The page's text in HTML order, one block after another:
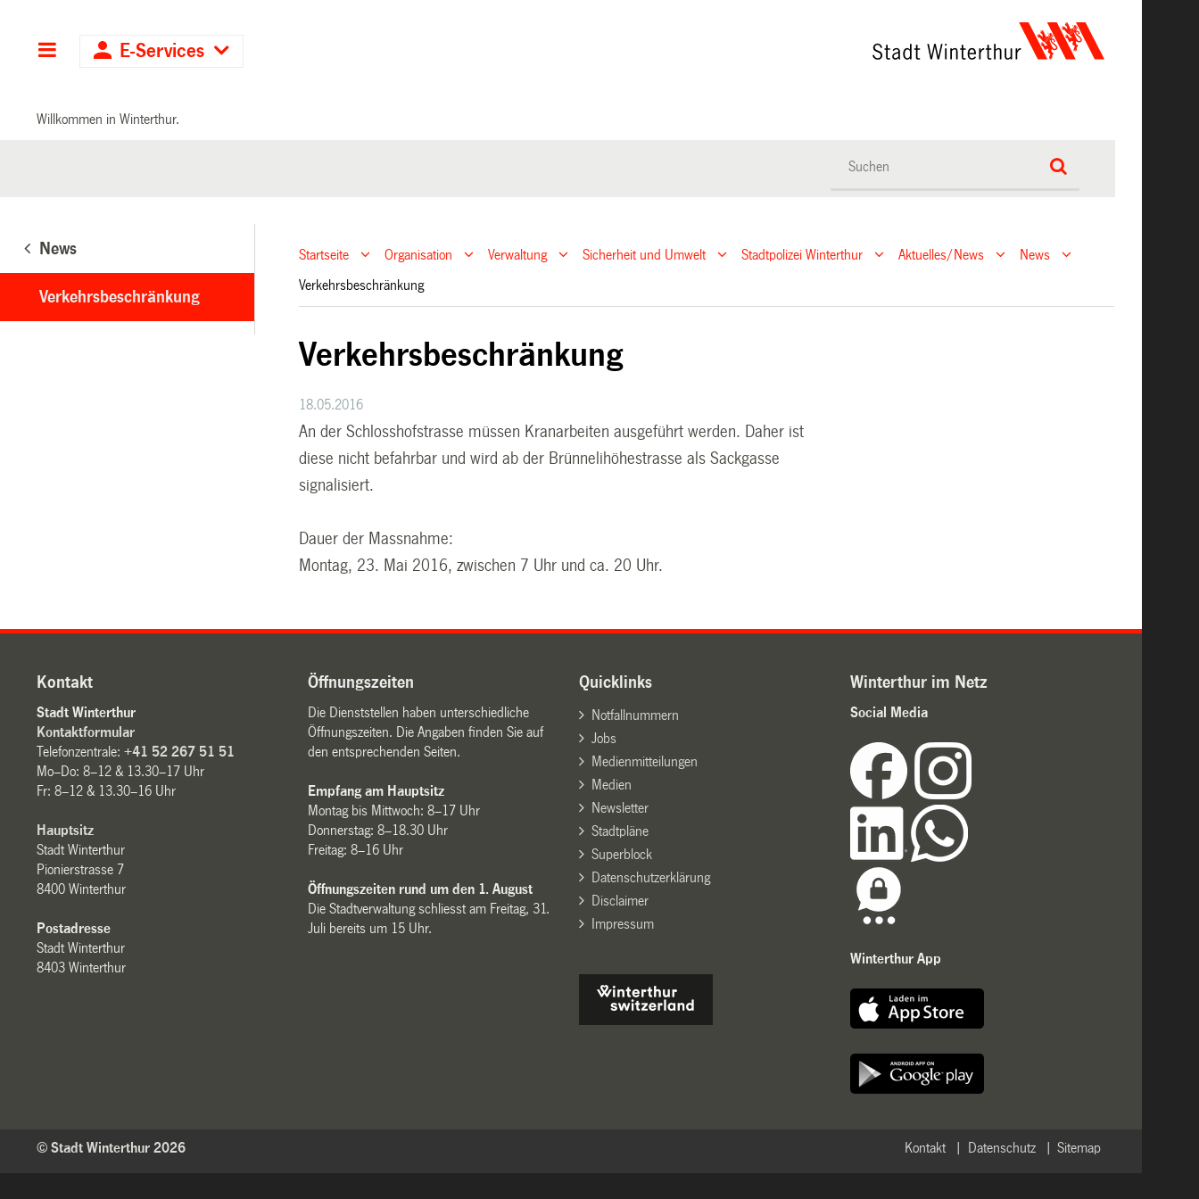
Hauptnavigation
E-Services
Willkommen in Winterthur.
News
Verkehrsbeschränkung
Startseite Organisation Verwaltung Sicherheit und Umwelt Stadtpolizei Winterthur Aktuelles/News
News
Verkehrsbeschränkung
Verkehrsbeschränkung
18.05.2016
An der Schlosshofstrasse müssen Kranarbeiten ausgeführt werden. Daher ist
diese nicht befahrbar und wird ab der Brünnelihöhestrasse als Sackgasse
signalisiert.
Dauer der Massnahme:
Montag, 23. Mai 2016, zwischen 7 Uhr und ca. 20 Uhr.
Kontakt
Stadt Winterthur
Kontaktformular
Telefonzentrale:+41 52 267 51 51
Mo–Do: 8–12 & 13.30–17 Uhr
Fr: 8–12 & 13.30–16 Uhr
Hauptsitz
Stadt Winterthur
Pionierstrasse 7
8400 Winterthur
Postadresse
Stadt Winterthur
8403 Winterthur
Öffnungszeiten
Die Dienststellen haben unterschiedliche
Öffnungszeiten. Die Angaben finden Sie auf
den entsprechenden Seiten.
Empfang am Hauptsitz
Montag bis Mittwoch: 8–17 Uhr
Donnerstag: 8–18.30 Uhr
Freitag: 8–16 Uhr
Öffnungszeiten rund um den 1. August
Die Stadtverwaltung schliesst am Freitag, 31.
Juli bereits um 15 Uhr.
Quicklinks
Notfallnummern
Jobs
Medienmitteilungen
Medien
Newsletter
Stadtpläne
Superblock
Datenschutzerklärung
Disclaimer
Impressum
Winterthur im Netz
Social Media
Winterthur App
Sitemap
Datenschutz
Kontakt
© Stadt Winterthur 2026